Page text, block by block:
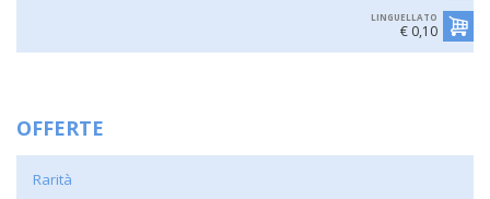
OFFERTE
Rarità
LINGUELLATO
€ 0,10